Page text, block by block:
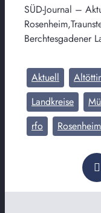
SÜD-Journal –
Berchtesgadener
Aktuell
Landkreise
rfo
Rosenheim